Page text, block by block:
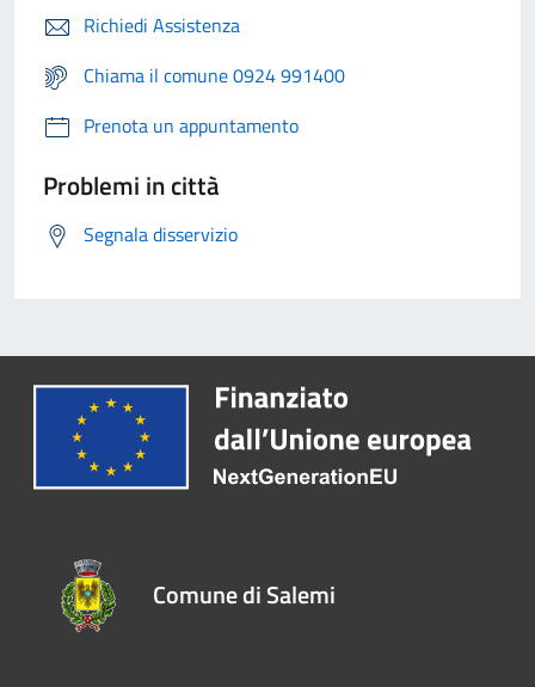
Richiedi Assistenza
Chiama il comune 0924 991400
Prenota un appuntamento
Problemi in città
Segnala disservizio
Comune di Salemi